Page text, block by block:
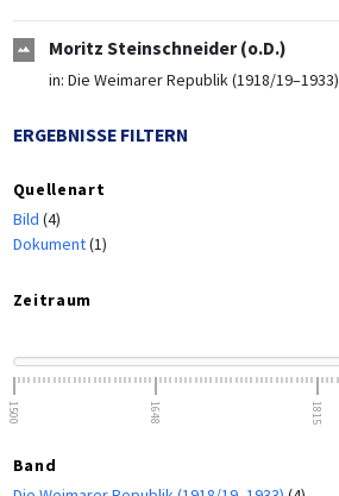
Moritz Steinschneider (o.D.)
in: Die Weimarer Republik (1918/19–1933)
ERGEBNISSE FILTERN
Quellenart
Bild (4)
Dokument(1)
Zeitraum
1500 1648 1815
Band